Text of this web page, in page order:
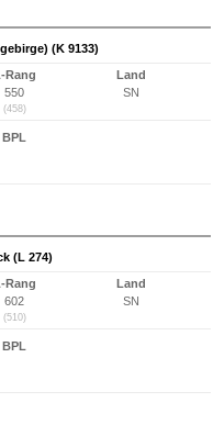
(K 9133)
Rang
550
(458)
Land
SN
BPL
(L 274)
Rang
602
(510)
Land
SN
BPL